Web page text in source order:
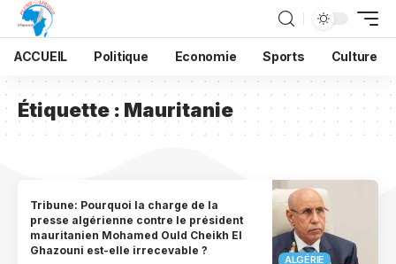
ACCUEIL Politique Economie Sports Culture
Étiquette : Mauritanie
ALGÉRIE
Tribune: Pourquoi la charge de la
presse algérienne contre le président
mauritanien Mohamed Ould Cheikh El
Ghazouni est-elle irrecevable ?